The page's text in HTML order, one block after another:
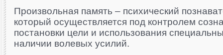
Произвольная память – психический
который осуществляется под контролем
постановки цели и использования
наличии волевых усилий.